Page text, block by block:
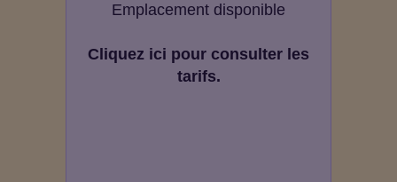
Emplacement disponible
Cliquez ici pour consulter les
tarifs.